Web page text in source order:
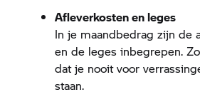
Afleverkosten en leges
In je maandbedrag zijn de
en de leges inbegrepen.
dat je nooit voor
staan.